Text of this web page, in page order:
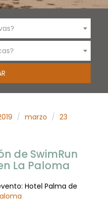
marzo
23
de SwimRun
La Paloma
Hotel Palma de